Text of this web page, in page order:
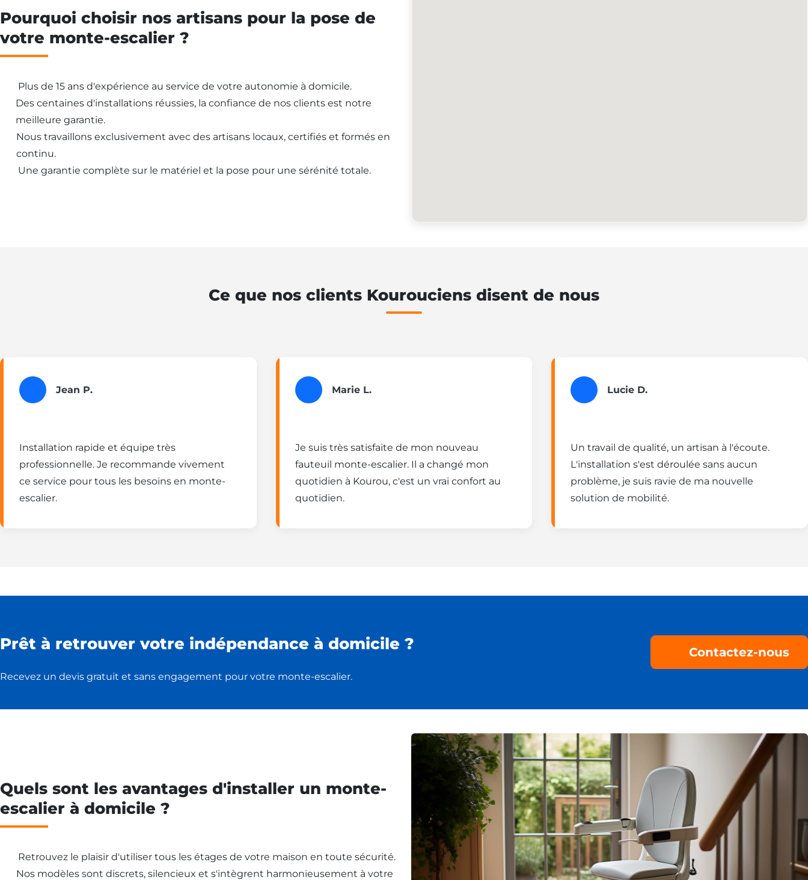
Pourquoi choisir nos artisans pour la pose de
votre monte-escalier ?
Plus de 15 ans d'expérience au service de votre autonomie à domicile.
Des centaines d'installations réussies, la confiance de nos clients est notre
meilleure garantie.
Nous travaillons exclusivement avec des artisans locaux, certifiés et formés en
continu.
Une garantie complète sur le matériel et la pose pour une sérénité totale.
Ce que nos clients Kourouciens disent de nous
Jean P.
Installation rapide et équipe très
professionnelle. Je recommande vivement
ce service pour tous les besoins en monte-
escalier.
Marie L.
Je suis très satisfaite de mon nouveau
fauteuil monte-escalier. Il a changé mon
quotidien à Kourou, c'est un vrai confort au
quotidien.
Lucie D.
Un travail de qualité, un artisan à l'écoute.
L'installation s'est déroulée sans aucun
problème, je suis ravie de ma nouvelle
solution de mobilité.
Prêt à retrouver votre indépendance à domicile ?
Recevez un devis gratuit et sans engagement pour votre monte-escalier.
Contactez-nous
Quels sont les avantages d'installer un monte-
escalier à domicile ?
Retrouvez le plaisir d'utiliser tous les étages de votre maison en toute sécurité.
Nos modèles sont discrets, silencieux et s'intègrent harmonieusement à votre